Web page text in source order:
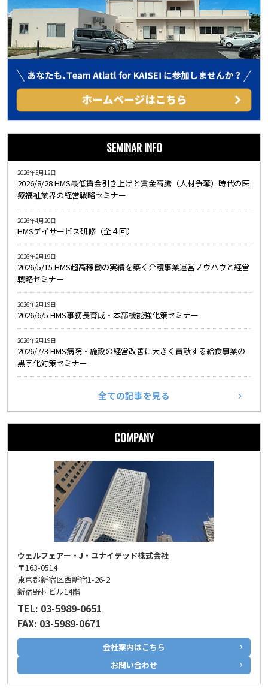
SEMINAR INFO
2026/8/28 HMS最低賃金引き上げと賃金高騰（人材争奪）時代の医
療福祉業界の経営戦略セミナー
2026年5月12日
HMSデイサービス研修（全４回）
2026年4月20日
2026/5/15 HMS超高稼働の実績を築く介護事業運営ノウハウと経営
戦略セミナー
2026年2月19日
2026/6/5 HMS事務長育成・本部機能強化策セミナー
2026年2月19日
2026/7/3 HMS病院・施設の経営改善に大きく貢献する給食事業の
黒字化対策セミナー
2026年2月19日
全ての記事を見る
COMPANY
ウェルフェアー・J・ユナイテッド株式会社
〒163-0514
東京都新宿区西新宿1-26-2
新宿野村ビル14階
TEL: 03-5989-0651
FAX: 03-5989-0671
会社案内はこちら
お問い合わせ